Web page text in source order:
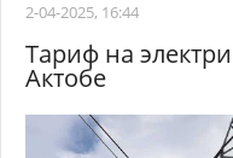
2-04-2025, 16:44
Тариф на
Актобе